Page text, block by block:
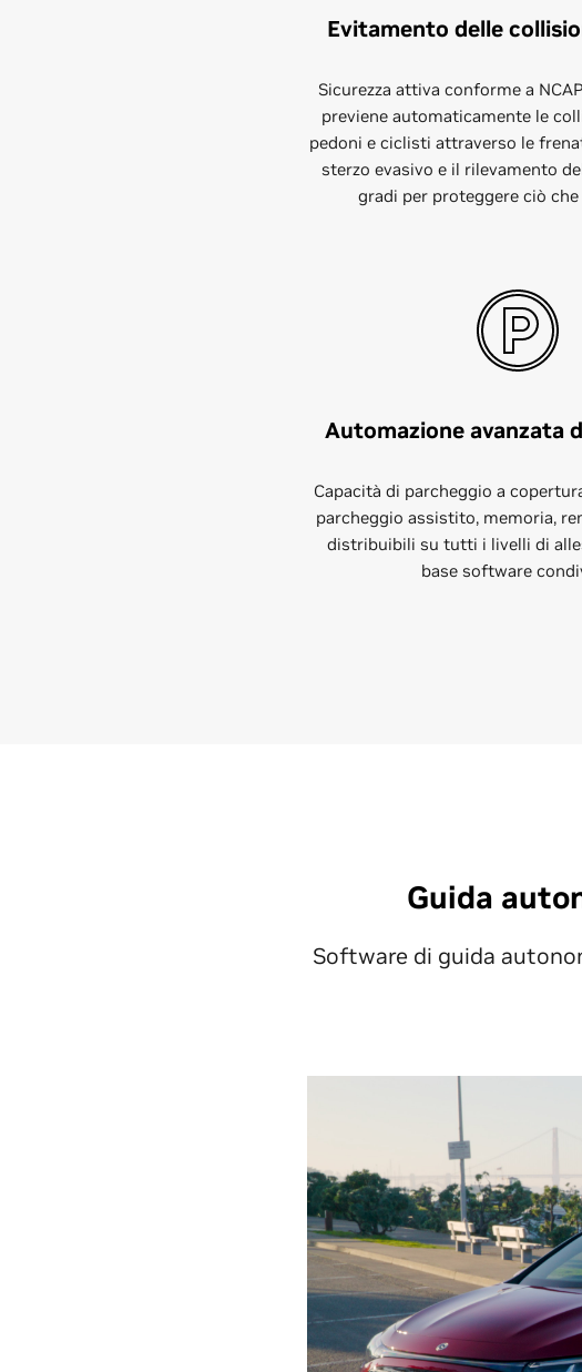
Evitamento delle
Sicurezza attiva conforme a
previene automaticamente le
pedoni e ciclisti attraverso le
sterzo evasivo e il rilevamento
gradi per proteggere ciò
Automazione avanzata
Capacità di parcheggio a
parcheggio assistito, memoria,
distribuibili su tutti i livelli di
base software
Guida
Software di guida